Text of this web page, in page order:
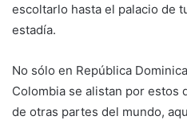
escoltarlo hasta el palacio de
estadía.
No sólo en República
Colombia se alistan por estos
de otras partes del mundo,